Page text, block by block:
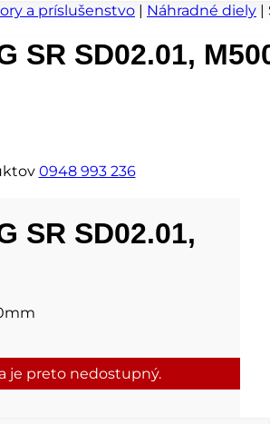
a príslušenstvo | Náhradné diely |
SR SD02.01,
0948 993 236
SR SD02.01,
je preto nedostupný.